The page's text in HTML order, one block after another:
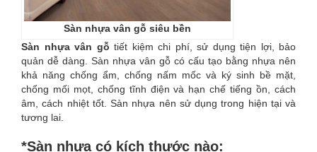
Sàn nhựa vân gỗ siêu bền
Sàn nhựa vân gỗ tiết kiệm chi phí, sử dụng tiện lợi, bảo
quản dễ dàng. Sàn nhựa vân gỗ có cấu tạo bằng nhựa nên
khả năng chống ẩm, chống nấm mốc và ký sinh bề mặt,
chống mối mọt, chống tĩnh điện và hạn chế tiếng ồn, cách
âm, cách nhiệt tốt. Sàn nhựa nên sử dụng trong hiện tại và
tương lai.
*Sàn nhựa có kích thước nào: